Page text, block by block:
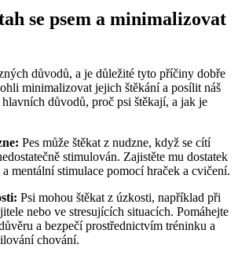
se psem a minimalizovat
důvodů, a je důležité tyto příčiny dobře
minimalizovat jejich štěkání a posílit náš
důvodů, proč psi štěkají, a jak je
Pes může štěkat z nudzne, když se cítí
stimulován. Zajistěte mu dostatek
mentální stimulace pomocí hraček a cvičení.
Psi mohou štěkat z úzkosti, například při
nebo ve stresujících situacích. Pomáhejte
a bezpečí prostřednictvím tréninku a
chování.